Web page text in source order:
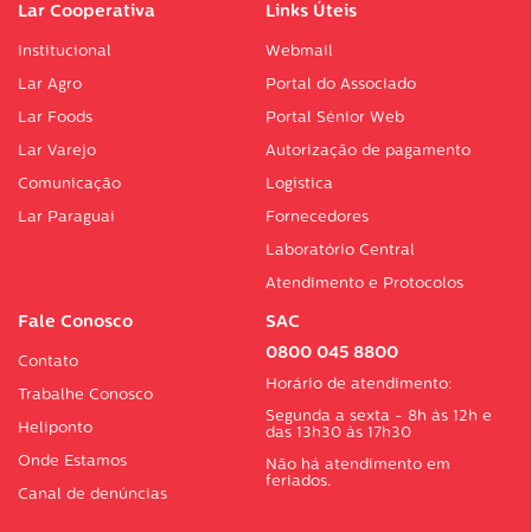
Lar Cooperativa
Institucional
Lar Agro
Lar Foods
Lar Varejo
Comunicação
Lar Paraguai
Links Úteis
Webmail
Portal do Associado
Portal Sénior Web
Autorização de pagamento
Logística
Fornecedores
Laboratório Central
Atendimento e Protocolos
Fale Conosco
Contato
Trabalhe Conosco
Heliponto
Onde Estamos
Canal de denúncias
SAC
0800 045 8800
Horário de atendimento:
Segunda a sexta - 8h às 12h e
das 13h30 às 17h30
Não há atendimento em
feriados.